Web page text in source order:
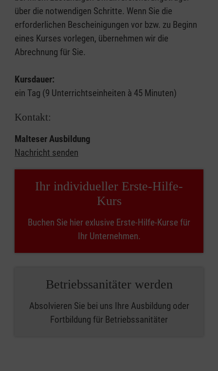
über die notwendigen Schritte. Wenn Sie die
erforderlichen Bescheinigungen vor bzw. zu Beginn
eines Kurses vorlegen, übernehmen wir die
Abrechnung für Sie.
Kursdauer:
ein Tag (9 Unterrichtseinheiten à 45 Minuten)
Kontakt:
Malteser Ausbildung
Nachricht senden
Ihr individueller Erste-Hilfe-
Kurs
Buchen Sie hier exlusive Erste-Hilfe-Kurse für
Ihr Unternehmen.
Betriebssanitäter werden
Absolvieren Sie bei uns Ihre Ausbildung oder
Fortbildung für Betriebssanitäter